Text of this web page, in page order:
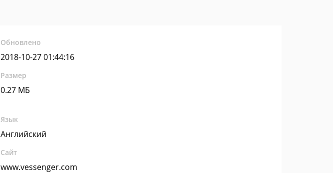
Обновлено
2018-10-27 01:44:16
Размер
0.27 МБ
Язык
Английский
Сайт
www.vessenger.com